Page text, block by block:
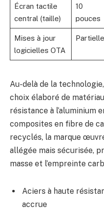
Écran tactile
central (taille)
10
pouces
Mises à jour
logicielles OTA
Partielle
Au-delà de la
choix élaboré de
résistance à l’aluminium
composites en fibre de
recyclés, la marque
allégée mais sécurisée,
masse et l’empreinte
Aciers à haute
accrue